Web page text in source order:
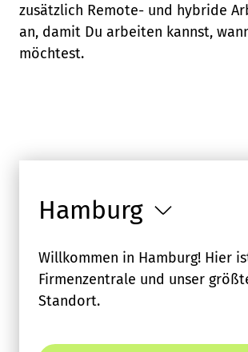
zusätzlich Remote- und hybride
an, damit Du arbeiten kannst,
möchtest.
Hamburg
Willkommen in Hamburg! Hier
Firmenzentrale und unser
Standort.